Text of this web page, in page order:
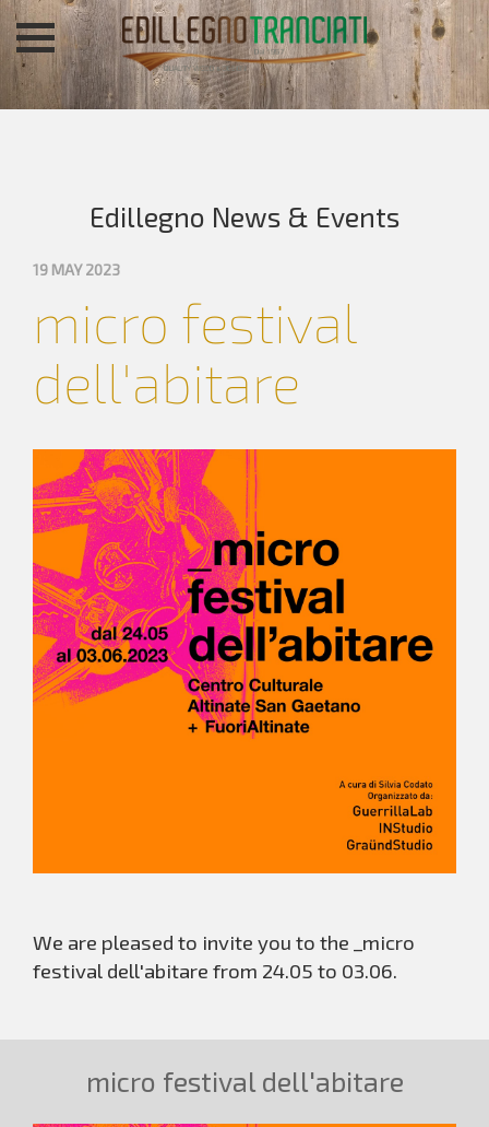
Edillegno News & Events
19 MAY 2023
micro festival
dell'abitare
We are pleased to invite you to the _micro
festival dell'abitare from 24.05 to 03.06.
micro festival dell'abitare